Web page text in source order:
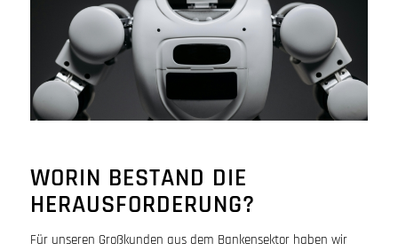
WORIN BESTAND DIE
HERAUSFORDERUNG?
Für unseren Großkunden aus dem Bankensektor haben wir